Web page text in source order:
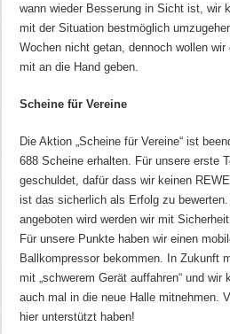
wann wieder Besserung in Sicht ist, wir
mit der Situation bestmöglich
Wochen nicht getan, dennoch wollen
mit an die Hand geben.
Scheine für Vereine
Die Aktion „Scheine für Vereine“ ist
688 Scheine erhalten. Für unsere erste
geschuldet, dafür dass wir keinen
ist das sicherlich als Erfolg zu
angeboten wird werden wir mit
Für unsere Punkte haben wir einen
Ballkompressor bekommen. In Zukunft
mit „schwerem Gerät auffahren“ und wir
auch mal in die neue Halle mitnehmen.
hier unterstützt haben!